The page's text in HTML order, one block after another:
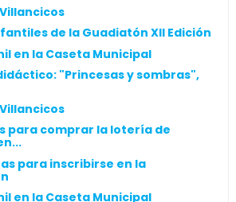
de la Guadiatón XII Edición
en la Caseta Municipal
"Princesas y sombras",
para comprar la lotería de
para inscribirse en la
en la Caseta Municipal